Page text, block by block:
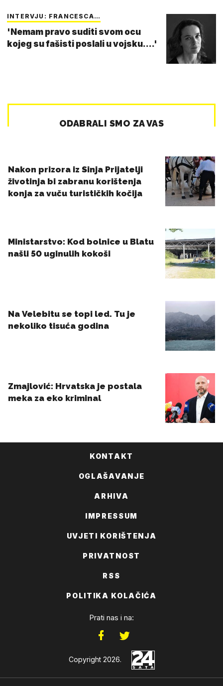
INTERVJU: FRANCESCA…
'Nemam pravo suditi svom ocu
kojeg su fašisti poslali u vojsku....'
KONTAKT
OGLAŠAVANJE
ARHIVA
IMPRESSUM
UVJETI KORIŠTENJA
PRIVATNOST
RSS
POLITIKA KOLAČIĆA
Prati nas i na:
Copyright 2026.